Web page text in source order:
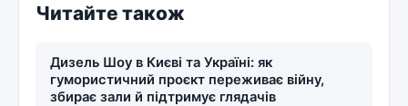
Читайте також
Дизель Шоу в Києві та Україні: як
гумористичний проєкт переживає війну,
збирає зали й підтримує глядачів